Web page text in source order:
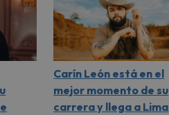
Carín León está en el
mejor momento de su
carrera y llega a Lima